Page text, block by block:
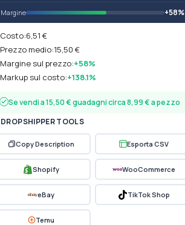
Margine +58%
Costo:6,51 €
Prezzo medio:15,50 €
Margine sul prezzo:+58%
Markup sul costo:+138.1%
Se vendi a 15,50 € guadagni circa 8,99 € a pezzo
DROPSHIPPER TOOLS
Copy Description Esporta CSV
Shopify WooCommerce
eBay TikTok Shop
Temu